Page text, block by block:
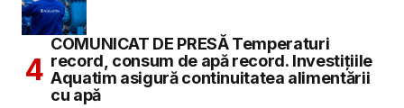
COMUNICAT DE PRESĂ Temperaturi
record, consum de apă record. Investițiile
Aquatim asigură continuitatea alimentării
cu apă